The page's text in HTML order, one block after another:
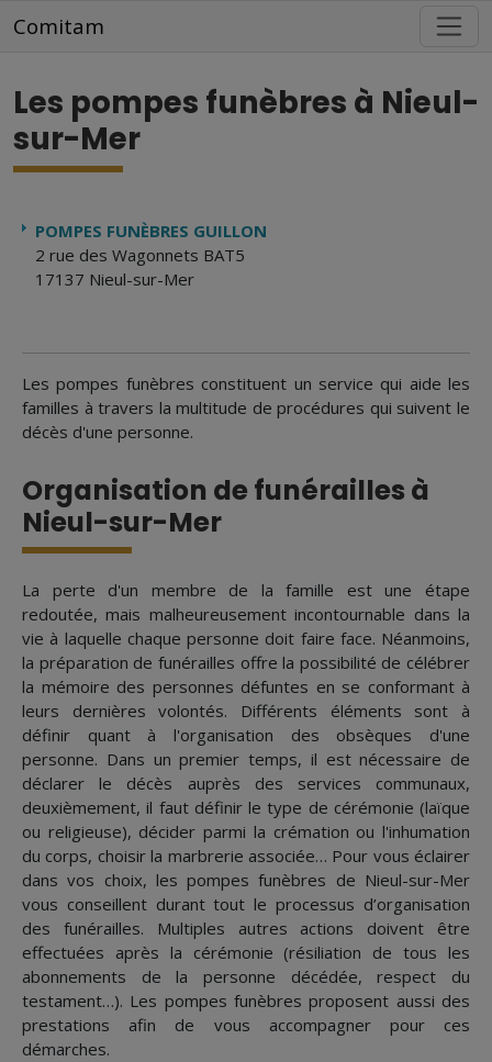
Comitam
Les pompes funèbres à Nieul-
sur-Mer
Les pompes funèbres constituent un service qui aide les
familles à travers la multitude de procédures qui suivent le
décès d'une personne.
Organisation de funérailles à
Nieul-sur-Mer
La perte d'un membre de la famille est une étape
redoutée, mais malheureusement incontournable dans la
vie à laquelle chaque personne doit faire face. Néanmoins,
la préparation de funérailles offre la possibilité de célébrer
la mémoire des personnes défuntes en se conformant à
leurs dernières volontés. Différents éléments sont à
définir quant à l'organisation des obsèques d'une
personne. Dans un premier temps, il est nécessaire de
déclarer le décès auprès des services communaux,
deuxièmement, il faut définir le type de cérémonie (laïque
ou religieuse), décider parmi la crémation ou l'inhumation
du corps, choisir la marbrerie associée… Pour vous éclairer
dans vos choix, les pompes funèbres de Nieul-sur-Mer
vous conseillent durant tout le processus d’organisation
des funérailles. Multiples autres actions doivent être
effectuées après la cérémonie (résiliation de tous les
abonnements de la personne décédée, respect du
testament…). Les pompes funèbres proposent aussi des
prestations afin de vous accompagner pour ces
démarches.
POMPES FUNÈBRES GUILLON
2 rue des Wagonnets BAT5
17137 Nieul-sur-Mer